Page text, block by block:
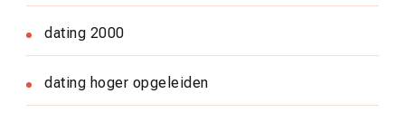
dating 2000
dating hoger opgeleiden